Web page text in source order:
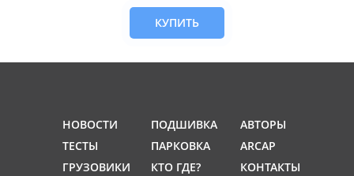
КУПИТЬ
НОВОСТИ
ТЕСТЫ
ГРУЗОВИКИ
ПОДШИВКА
ПАРКОВКА
КТО ГДЕ?
АВТОРЫ
ARCAP
КОНТАКТЫ